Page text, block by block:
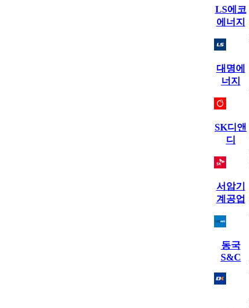
LS에코
에너지
대명에
너지
SK디앤
디
서암기
계공업
동국
S&C